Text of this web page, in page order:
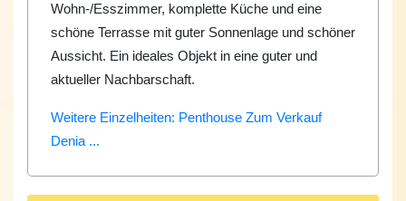
Wohn-/Esszimmer, komplette Küche und eine
schöne Terrasse mit guter Sonnenlage und schöner
Aussicht. Ein ideales Objekt in eine guter und
aktueller Nachbarschaft.
Weitere Einzelheiten: Penthouse Zum Verkauf
Denia ...